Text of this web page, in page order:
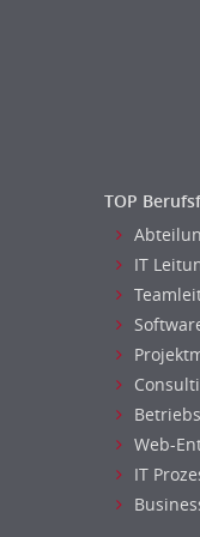
Notar-,
Notariat
Richter,
Analyst
Asset-/
TOP
IT
Web-
IT